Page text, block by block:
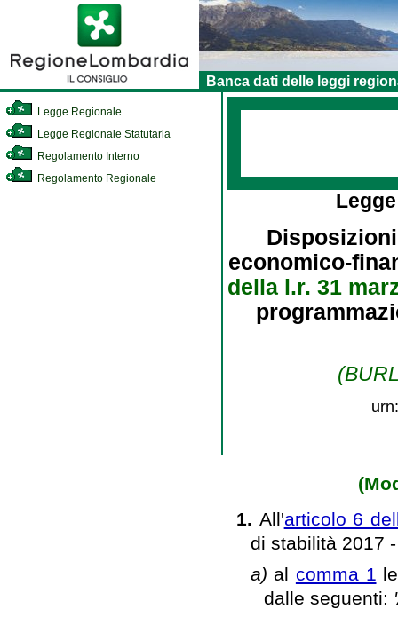
Banca dati delle leggi
Legge Regionale
Legge Regionale Statutaria
Regolamento Interno
Regolamento Regionale
economico-
della l.r. 31
1. All'articolo 6
di stabilità 2017
a) al comma 1
dalle seguenti: